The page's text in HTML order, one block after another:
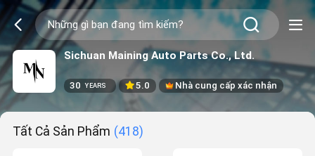
Sichuan Maining Auto Parts Co., Ltd.
30 YEARS 5.0 Nhà cung cấp xác nhận
Tất Cả Sản Phẩm (418)